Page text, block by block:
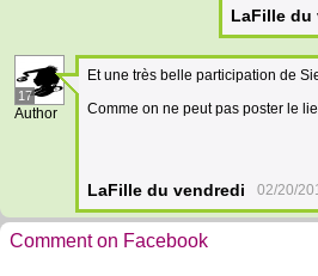
LaFille du
17
Author
Et une très belle participation de
Comme on ne peut pas poster le
LaFille du vendredi 02/20/
Comment on Facebook